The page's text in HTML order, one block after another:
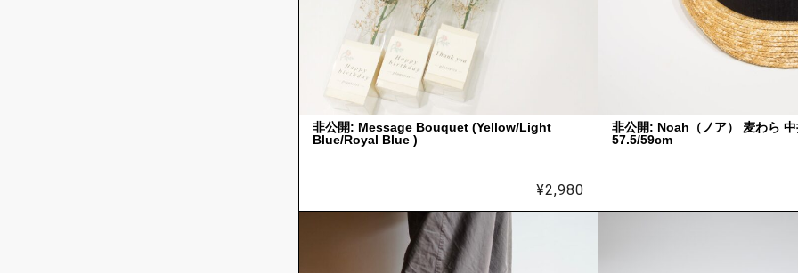
非公開: Message Bouquet (Yellow/Light
Blue/Royal Blue )
¥2,980
非公開: Noah（ノア） 麦わら
57.5/59cm